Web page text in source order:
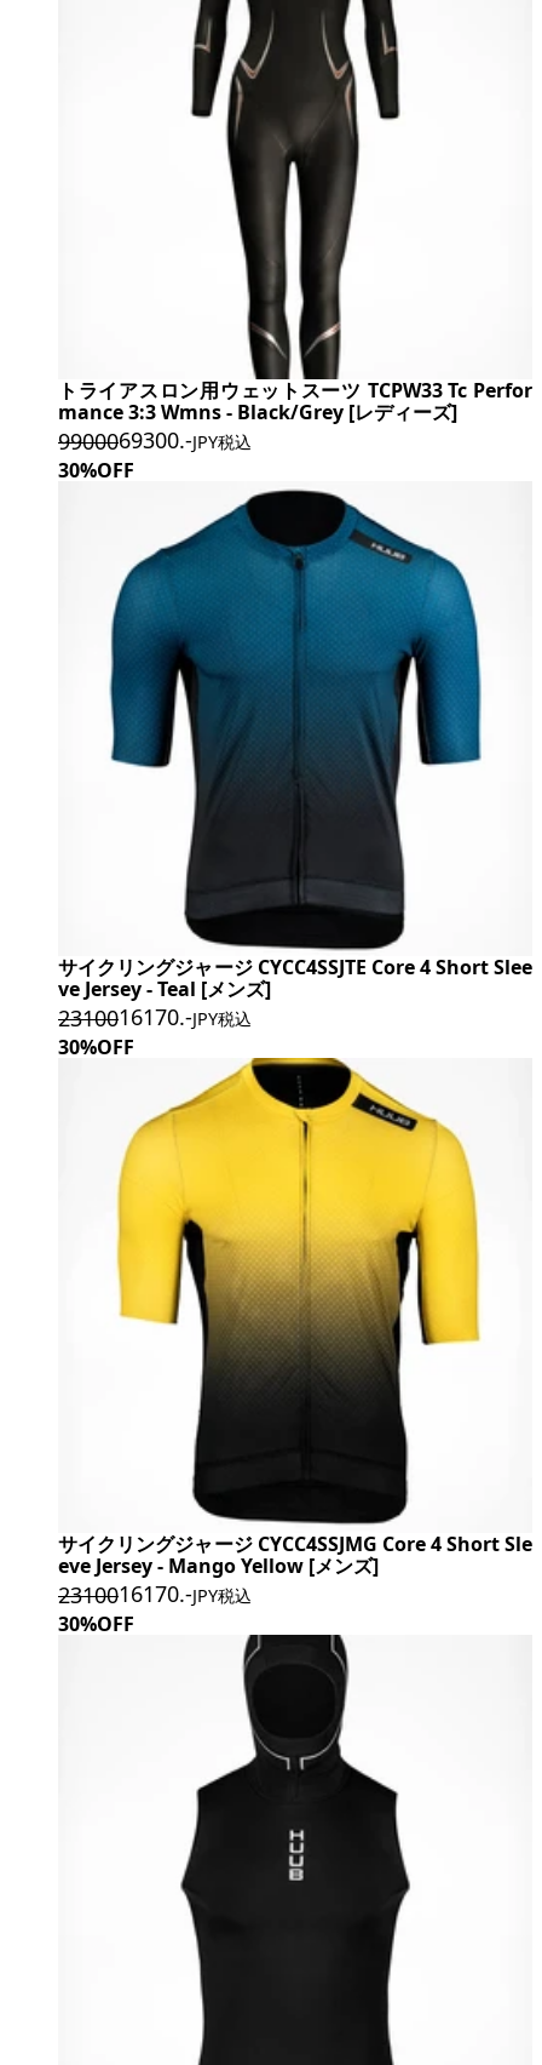
トライアスロン用ウェットスーツ TCPW33 Tc Perfor
mance 3:3 Wmns - Black/Grey [レディーズ]
9900069300.-JPY税込
30%OFF
サイクリングジャージ CYCC4SSJTE Core 4 Short Slee
ve Jersey - Teal [メンズ]
2310016170.-JPY税込
30%OFF
サイクリングジャージ CYCC4SSJMG Core 4 Short Sle
eve Jersey - Mango Yellow [メンズ]
2310016170.-JPY税込
30%OFF